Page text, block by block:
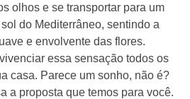
olhos e se transportar para um
do Mediterrâneo, sentindo a
e envolvente das flores.
essa sensação todos os
casa. Parece um sonho, não é?
a proposta que temos para você.